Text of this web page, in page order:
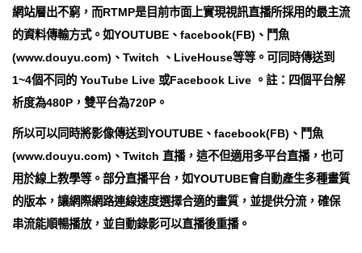
網站層出不窮，而RTMP是目前市面上實現視訊直播所採用的最主流
的資料傳輸方式。如YOUTUBE、facebook(FB)、鬥魚
(www.douyu.com)、Twitch 、LiveHouse等等。可同時傳送到
1~4個不同的 YouTube Live 或Facebook Live 。註：四個平台解
析度為480P，雙平台為720P。
所以可以同時將影像傳送到YOUTUBE、facebook(FB)、鬥魚
(www.douyu.com)、Twitch 直播，這不但適用多平台直播，也可
用於線上教學等。部分直播平台，如YOUTUBE會自動產生多種畫質
的版本，讓網際網路連線速度選擇合適的畫質，並提供分流，確保
串流能順暢播放，並自動錄影可以直播後重播。